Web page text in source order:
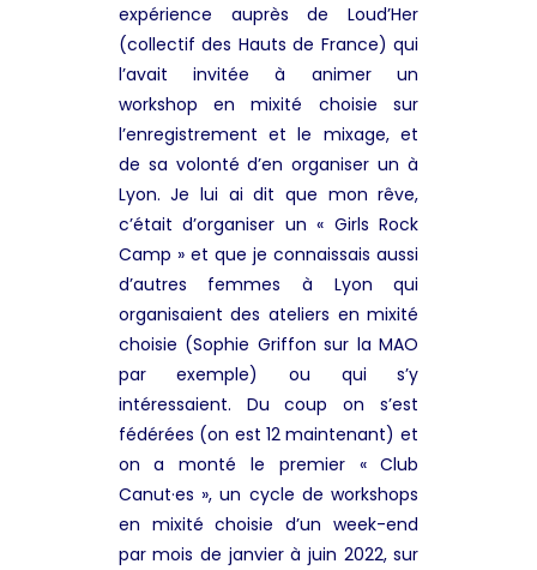
expérience auprès de Loud’Her
(collectif des Hauts de France) qui
l’avait invitée à animer un
workshop en mixité choisie sur
l’enregistrement et le mixage, et
de sa volonté d’en organiser un à
Lyon. Je lui ai dit que mon rêve,
c’était d’organiser un « Girls Rock
Camp » et que je connaissais aussi
d’autres femmes à Lyon qui
organisaient des ateliers en mixité
choisie (Sophie Griffon sur la MAO
par exemple) ou qui s’y
intéressaient. Du coup on s’est
fédérées (on est 12 maintenant) et
on a monté le premier « Club
Canut·es », un cycle de workshops
en mixité choisie d’un week-end
par mois de janvier à juin 2022, sur